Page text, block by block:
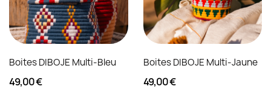
Boites DIBOJE Multi-Bleu
49,00 €
Boites DIBOJE Multi-Jaune
49,00 €